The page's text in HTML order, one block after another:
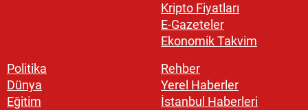
Kripto Fiyatları
E-Gazeteler
Ekonomik Takvim
Politika
Dünya
Eğitim
Rehber
Yerel Haberler
İstanbul Haberleri